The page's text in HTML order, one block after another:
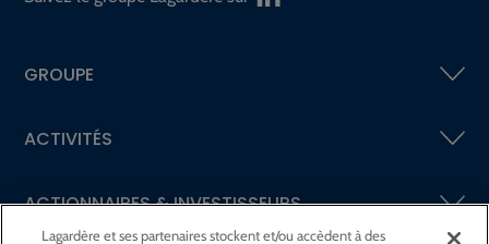
GROUPE
ACTIVITÉS
ACTIONNAIRES &INVESTISSEURS
Lagardère et ses partenaires stockent et/ou accèdent à des